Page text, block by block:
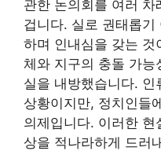
관한 논의회를 여러 차
겁니다. 실로 권태롭
하며 인내심을 갖는 것
체와 지구의 충돌 가
실을 내방했습니다.
상황이지만, 정치인들
의제입니다. 이러한
상을 적나라하게 드러